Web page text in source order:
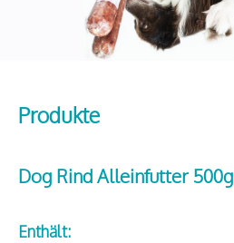
Produkte
Dog Rind Alleinfutter 500g
Enthält: